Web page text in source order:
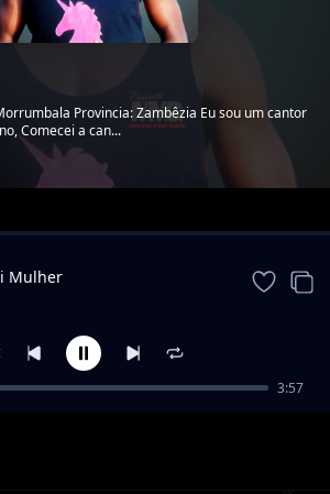
Provincia: Zambêzia Eu sou um cantor
Comecei a can...
Mulher
3:57